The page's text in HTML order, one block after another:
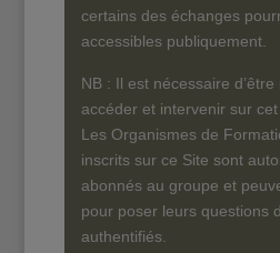
certains des échanges
accessibles publiquement.
NB : Il est nécessaire
accéder et intervenir sur cet
Les Organismes de
inscrits sur ce Site sont
abonnés au groupe et
pour poser leurs questions
authentifiés.